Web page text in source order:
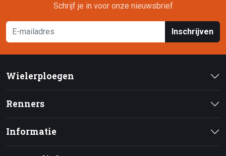
Schrijf je in voor onze nieuwsbrief
Inschrijven
Wielerploegen
Renners
Informatie